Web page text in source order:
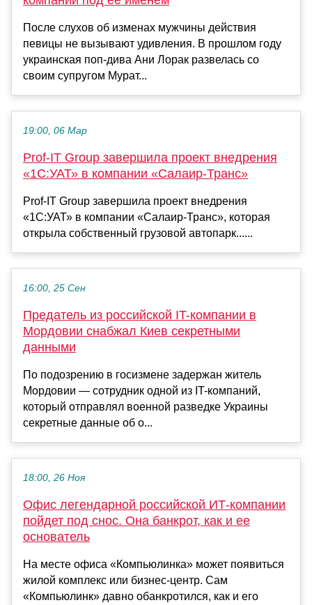
После слухов об изменах мужчины действия
певицы не вызывают удивления. В прошлом году
украинская поп-дива Ани Лорак развелась со
своим супругом Мурат...
19:00, 06 Мар
Prof-IT Group завершила проект внедрения
«1С:УАТ» в компании «Салаир-Транс»
Prof-IT Group завершила проект внедрения
«1С:УАТ» в компании «Салаир-Транс», которая
открыла собственный грузовой автопарк......
16:00, 25 Сен
Предатель из российской IT-компании в
Мордовии снабжал Киев секретными
данными
По подозрению в госизмене задержан житель
Мордовии — сотрудник одной из IT-компаний,
который отправлял военной разведке Украины
секретные данные об о...
18:00, 26 Ноя
Офис легендарной российской ИТ-компании
пойдет под снос. Она банкрот, как и ее
основатель
На месте офиса «Компьюлинка» может появиться
жилой комплекс или бизнес-центр. Сам
«Компьюлинк» давно обанкротился, как и его